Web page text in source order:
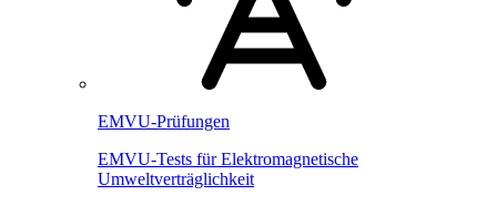
EMVU-Prüfungen
EMVU-Tests für Elektromagnetische
Umweltverträglichkeit